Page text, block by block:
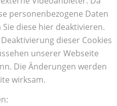
personenbezogene Daten
diese hier deaktivieren.
dieser Cookies
unserer Webseite
Die Änderungen werden
wirksam.